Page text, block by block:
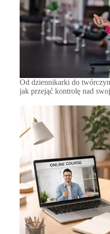
Od dziennikarki do
jak przejąć kontrolę nad